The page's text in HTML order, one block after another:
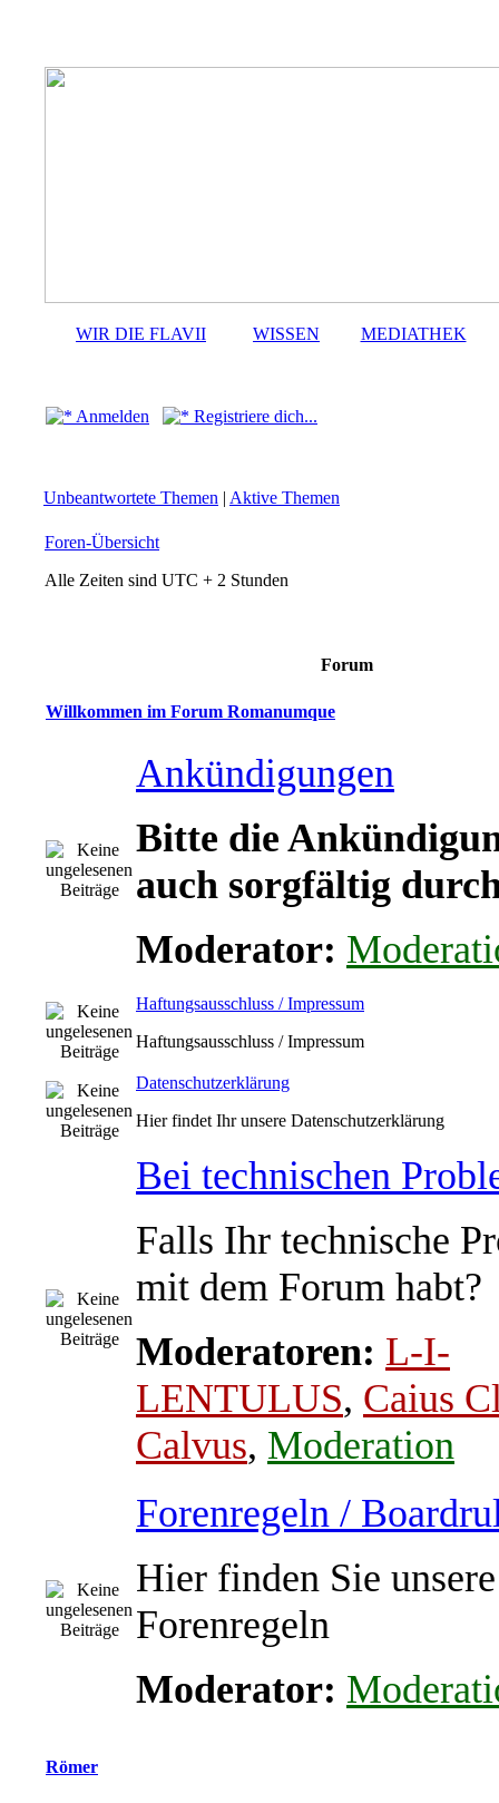
WIR DIE FLAVII WISSEN MEDIATHEK
Anmelden Registriere dich...
Unbeantwortete Themen | Aktive Themen
Foren-Übersicht
Alle Zeiten sind UTC + 2 Stunden
Forum
Willkommen im Forum Romanumque
Ankündigungen
Bitte die
auch sorgfältig
Moderator:
Haftungsausschluss / Impressum
Haftungsausschluss / Impressum
Datenschutzerklärung
Hier findet Ihr unsere Datenschutzerklärung
Bei technischen
Falls Ihr technische
mit dem Forum habt?
Moderatoren: L-I-
LENTULUS, Caius
Calvus, Moderation
Forenregeln /
Hier finden Sie unsere
Forenregeln
Moderator:
Römer